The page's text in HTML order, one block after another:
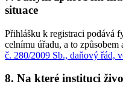
situace
Přihlášku k registraci podává
celnímu úřadu, a to způsobem
č. 280/2009 Sb., daňový řád,
8. Na které instituci